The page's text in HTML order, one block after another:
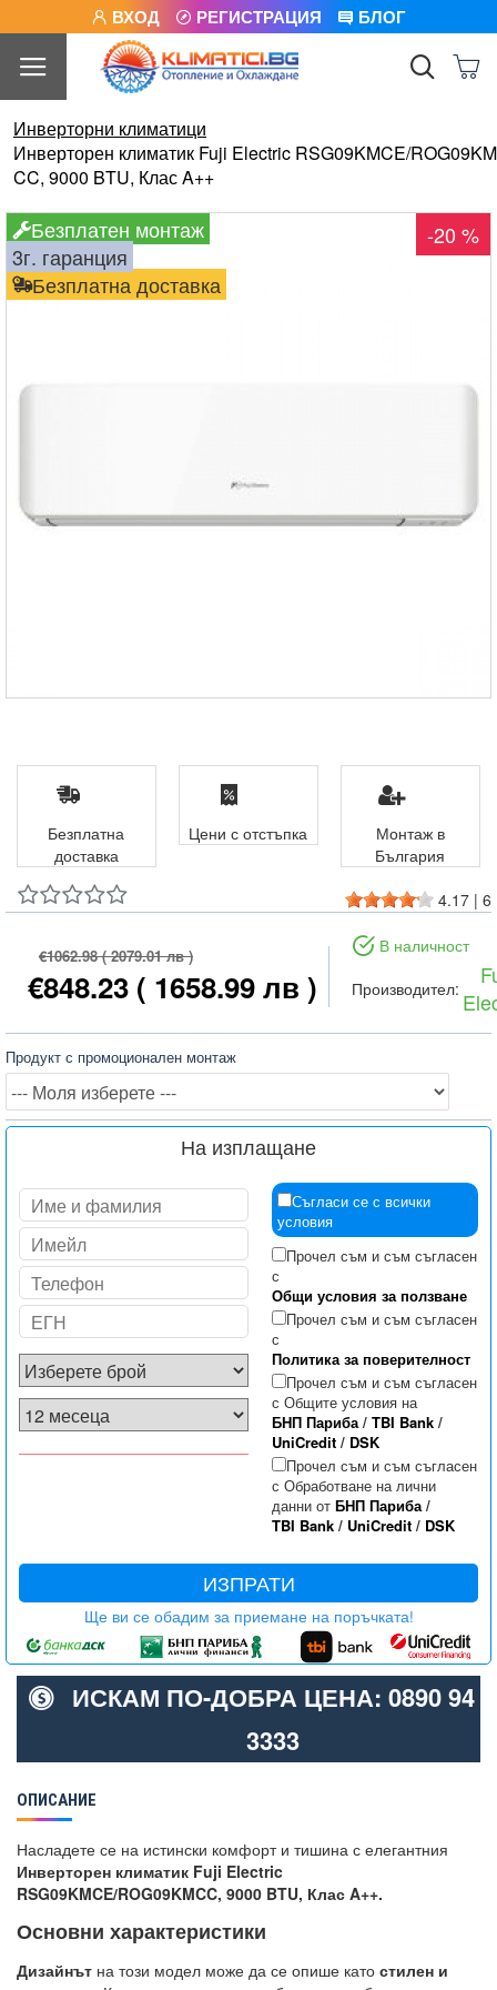
ВХОД РЕГИСТРАЦИЯ БЛОГ
Инверторни климатици
Инверторен климатик Fuji Electric RSG09KMCE/ROG09KM
CC, 9000 BTU, Клас A++
Безплатен монтаж
Безплатна доставка
3г. гаранция
-20 %
4.17 | 6
€1062.98( 2079.01 лв )
€848.23 ( 1658.99 лв )
В наличност
Производител:
Продукт с промоционален монтаж
На изплащане
Съгласи се с всички
условия
Прочел съм и съм съгласен
с
Общи условия за ползване
Прочел съм и съм съгласен
с
Политика за поверителност
Прочел съм и съм съгласен
с Общите условия на
БНП Париба/ TBI Bank/
UniCredit/ DSK
Прочел съм и съм съгласен
с Обработване на лични
данни от БНП Париба/
TBI Bank/ UniCredit/ DSK
ИЗПРАТИ
Ще ви се обадим за приемане на поръчката!
Безплатна
доставка
Цени с отстъпка
Монтаж в
България
ИСКАМ ПО-ДОБРА ЦЕНА: 0890 94
3333
ОПИСАНИЕ
Насладете се на истински комфорт и тишина с елегантния
Инверторен климатик Fuji Electric
RSG09KMCE/ROG09KMCC, 9000 BTU, Клас A++.
Основни характеристики
Дизайнът на този модел може да се опише като стилен и